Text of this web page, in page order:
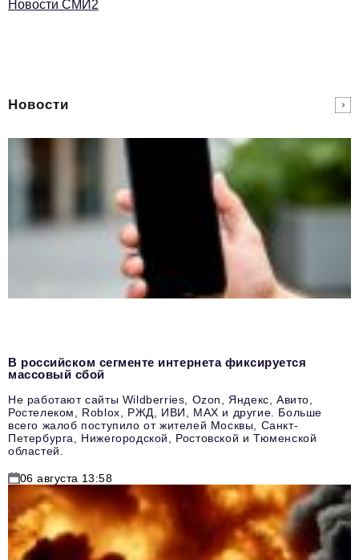
Новости СМИ2
Новости
В российском сегменте интернета фиксируется
массовый сбой
Не работают сайты Wildberries, Ozon, Яндекс, Авито,
Ростелеком, Roblox, РЖД, ИВИ, MAX и другие. Больше
всего жалоб поступило от жителей Москвы, Санкт-
Петербурга, Нижегородской, Ростовской и Тюменской
областей.
06 августа 13:58